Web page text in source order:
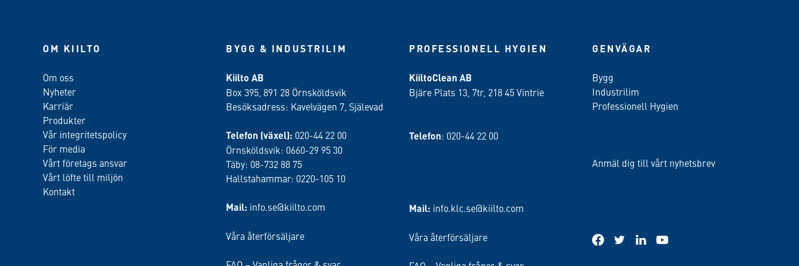
OM KIILTO
Om oss
Nyheter
Karriär
Produkter
Vår integritetspolicy
För media
Vårt företags ansvar
Vårt löfte till miljön
Kontakt
BYGG & INDUSTRILIM
Kiilto AB
Box 395, 891 28 Örnsköldsvik
Besöksadress: Kavelvägen 7, Själevad
Telefon (växel): 020-44 22 00
Örnsköldsvik: 0660-29 95 30
Täby: 08-732 88 75
Hallstahammar: 0220-105 10
Mail: info.se@kiilto.com
Våra återförsäljare
PROFESSIONELL HYGIEN
KiiltoClean AB
Bjäre Plats 13, 7tr, 218 45 Vintrie
Telefon: 020-44 22 00
Mail: info.klc.se@kiilto.com
Våra återförsäljare
GENVÄGAR
Bygg
Industrilim
Professionell Hygien
Anmäl dig till vårt nyhetsbrev
facebook
twitter linkedinyoutube